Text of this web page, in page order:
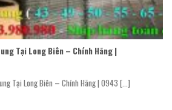
Tại Long Biên – Chính Hãng |
Tại Long Biên – Chính Hãng | 0943 [...]